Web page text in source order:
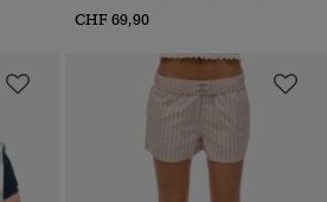
CHF 69,90